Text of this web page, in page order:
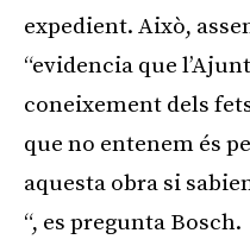
expedient. Això,
“evidencia que
coneixement dels
que no entenem és
aquesta obra si
“, es pregunta Bosch.